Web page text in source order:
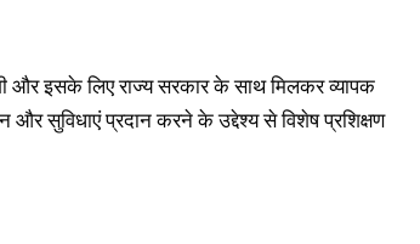
और इसके लिए राज्य सरकार के साथ मिलकर व्यापक
और सुविधाएं प्रदान करने के उद्देश्य से विशेष प्रशिक्षण